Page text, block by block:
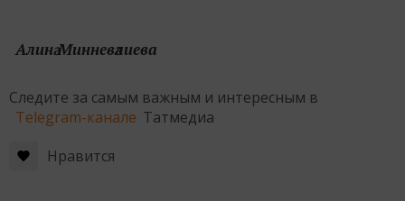
Алинә Минневәлиева
Следите за самым важным и интересным в
Telegram-канале Татмедиа
Нравится